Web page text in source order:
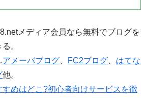
メディア会員なら無料でブログを
。
アメーバブログ FC2ブログ
はてな
他。
めはどこ?初心者向けサービスを徹